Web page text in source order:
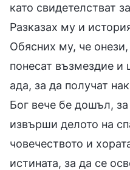
като свидетелстват
Разказах му и
Обясних му, че
понесат възмездие
ада, за да получат
Бог вече бе дошъл,
извърши делото на
човечеството и
истината, за да се